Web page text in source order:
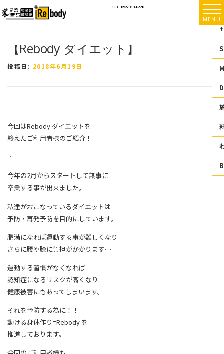
ン
TEL. 092-939-6220
MENU
【Rebody ダイエット】
投稿日: 2018年6月19日
今回はRebody ダイエットを
終えたご利用者様のご紹介！
…
今年の2月からスタートして無事に
卒業する事が出来ました。
私達がおこなっているダイエットは
予防・再発予防を目的にしています。
肥満になれば運動する事が難しくなり
さらに腰や膝に負担がかかります…
運動する習慣がなくなれば
認知症になるリスクが高くなり
健康被害にもあってしまいます。
それを予防する為に！！
動ける身体作り=Rebody を
推進しております。